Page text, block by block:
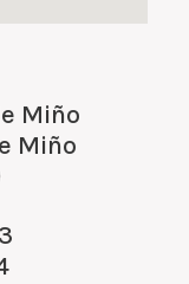
Miño
Miño